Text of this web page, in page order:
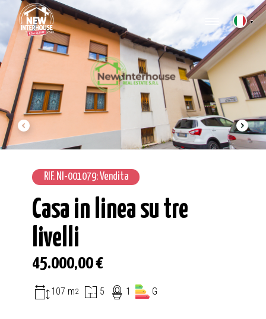
▼
RIF. NI-001079: Vendita
Casa in linea su tre
livelli
45.000,00 €
107 m2 5 1 G